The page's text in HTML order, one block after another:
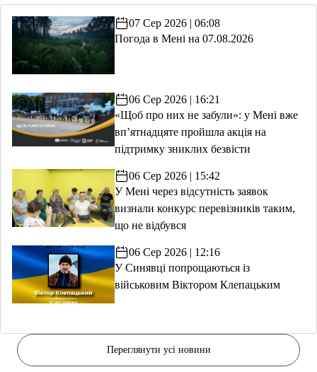
07 Сер 2026 | 06:08
Погода в Мені на 07.08.2026
06 Сер 2026 | 16:21
«Щоб про них не забули»: у Мені вже
вп’ятнадцяте пройшла акція на
підтримку зниклих безвісти
06 Сер 2026 | 15:42
У Мені через відсутність заявок
визнали конкурс перевізників таким,
що не відбувся
06 Сер 2026 | 12:16
У Синявці попрощаються із
військовим Віктором Клепацьким
Переглянути усі новини